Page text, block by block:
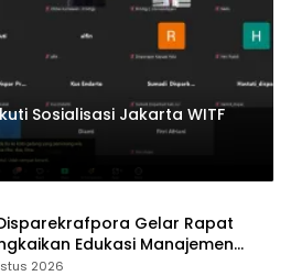
Sosialisasi Jakarta WITF
Gelar Rapat
Edukasi Manajemen
2026